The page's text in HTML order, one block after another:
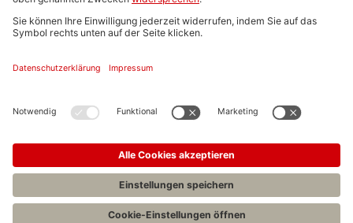
FAQs
Impressum
Stellenangebote C.H.BECK